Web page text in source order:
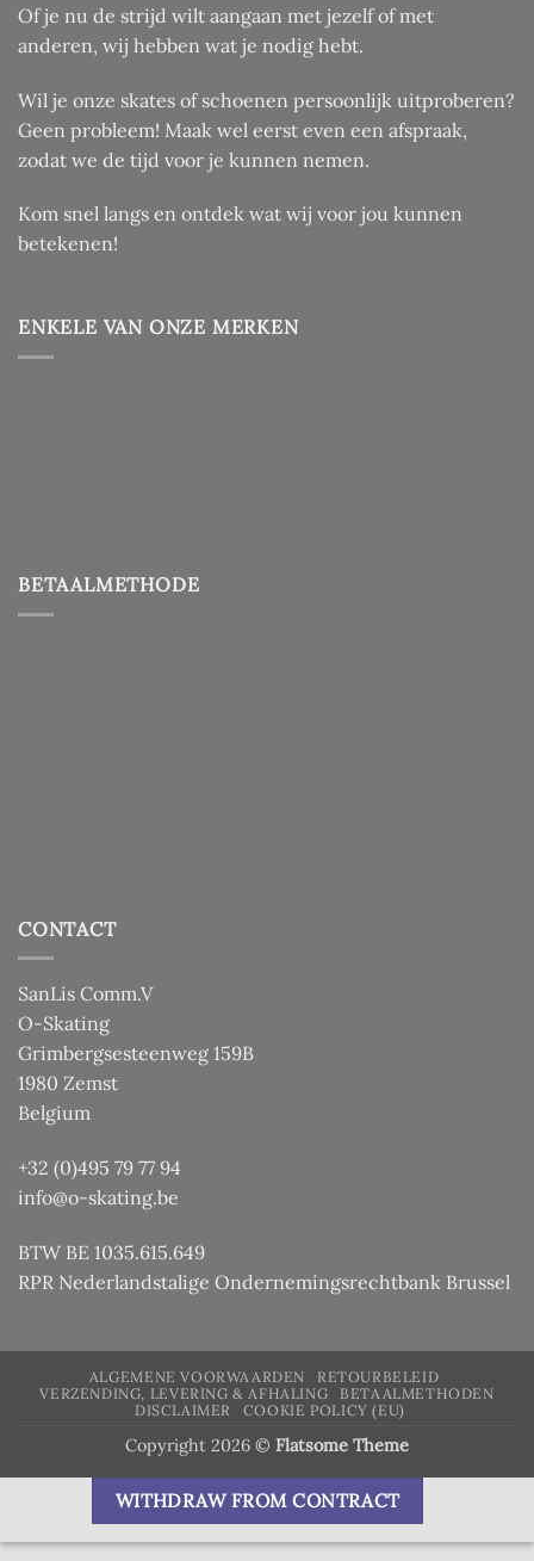
Of je nu de strijd wilt aangaan met jezelf of met
anderen, wij hebben wat je nodig hebt.
Wil je onze skates of schoenen persoonlijk uitproberen?
Geen probleem! Maak wel eerst even een afspraak,
zodat we de tijd voor je kunnen nemen.
Kom snel langs en ontdek wat wij voor jou kunnen
betekenen!
ENKELE VAN ONZE MERKEN
BETAALMETHODE
CONTACT
SanLis Comm.V
O-Skating
Grimbergsesteenweg 159B
1980 Zemst
Belgium
+32 (0)495 79 77 94
info@o-skating.be
BTW BE 1035.615.649
RPR Nederlandstalige Ondernemingsrechtbank Brussel
ALGEMENE VOORWAARDEN
RETOURBELEID
VERZENDING, LEVERING & AFHALING
BETAALMETHODEN
DISCLAIMER
COOKIE POLICY (EU)
Copyright 2026 © Flatsome Theme
WITHDRAW FROM CONTRACT